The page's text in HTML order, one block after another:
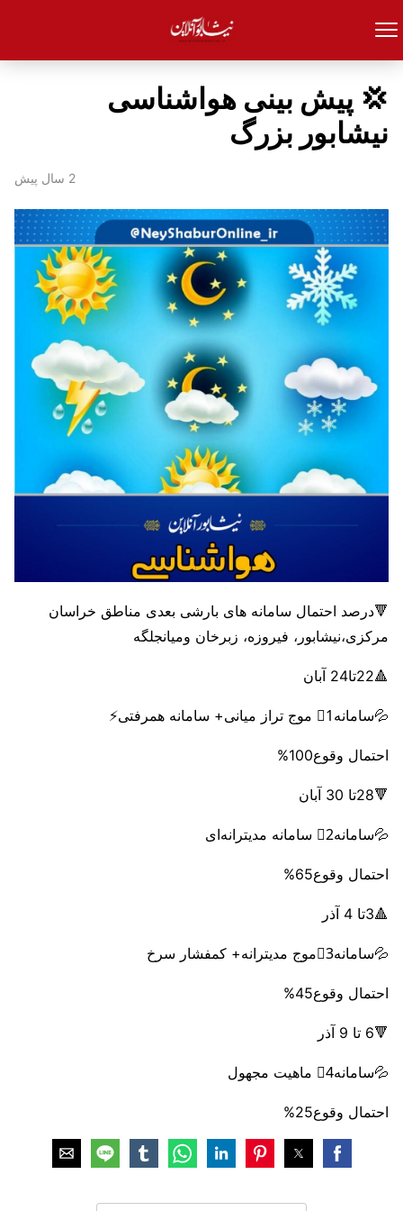
💢 پیش بینی هواشناسی
نیشابور بزرگ
2 سال پیش
🔻درصد احتمال سامانه های بارشی بعدی مناطق خراسان
مرکزی،نیشابور، فیروزه، زبرخان ومیانجلگه
🔺22تا24 آبان‌
💦سامانه1⃣ موج تراز میانی+ سامانه همرفتی⚡️
احتمال وقوع100%
🔻28تا 30 آبان‌
💦سامانه2⃣ سامانه مدیترانه‌ای
احتمال وقوع65%
🔺3تا 4 آذر
💦سامانه3⃣موج مدیترانه‌+ کمفشار سرخ
احتمال وقوع45%
🔻6 تا 9 آذر
💦سامانه4⃣ ماهیت مجهول
احتمال وقوع25%